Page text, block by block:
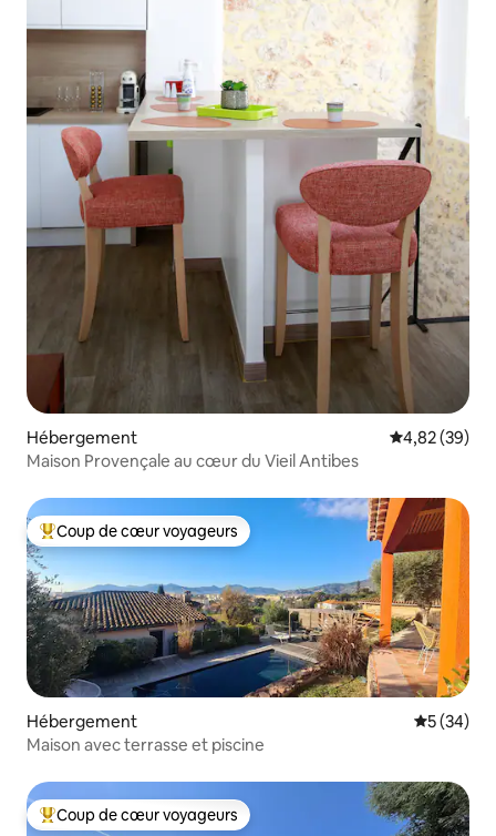
Hébergement Évaluation
4,82 (39)
Maison Provençale au cœur du Vieil Antibes
Coups de cœur voyageurs les plus appréciés
Coup de cœur voyageurs
Hébergement
5 (34)
Maison avec terrasse et piscine
Coups de cœur voyageurs les plus appréciés
Coup de cœur voyageurs